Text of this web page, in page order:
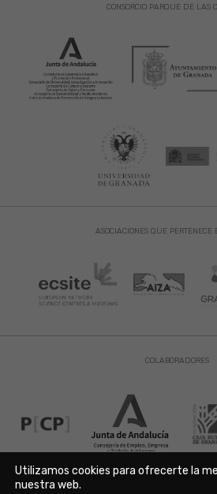
ASOCIACIONES QUE PERTENECE
CONSORCIO PARQUE DE LAS
COLABORADORES
Utilizamos cookies para ofrecerte la
nuestra web.